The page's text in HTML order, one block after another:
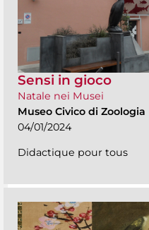
Sensi in gioco
Natale nei Musei
Museo Civico di Zoologia
04/01/2024
Didactique pour tous